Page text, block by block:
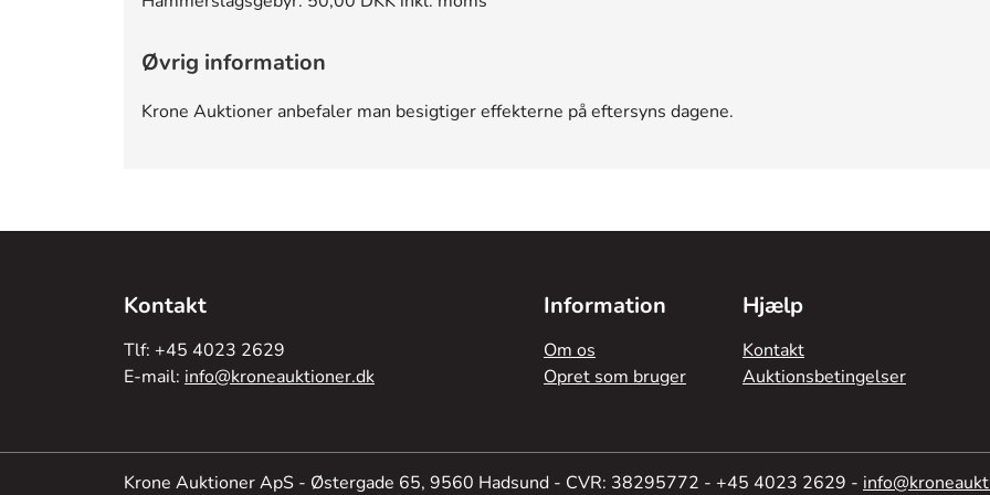
Øvrig information
Krone Auktioner anbefaler man besigtiger effekterne på eftersyns dagene.
Kontakt
Tlf: +45 4023 2629
E-mail: info@kroneauktioner.dk
Information
Om os
Opret som bruger
Hjælp
Kontakt
Auktionsbetingelser
Krone Auktioner ApS - Østergade 65, 9560 Hadsund - CVR: 38295772 - +45 4023 2629 -